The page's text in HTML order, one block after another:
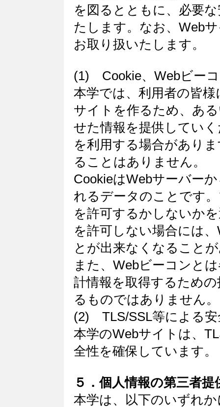
を図るとともに、必要
たします。なお、Web
お取り扱いたします。
(1) Cookie、Webビー
本学では、利用者の皆
サイトを作るため、あ
せた情報を提供してい
を利用する場合があり
ることはありません。
CookieはWebサーバー
れるデータのことです
を許可するかしないか
を許可しない場合には
とが出来なくなること
また、Webビーコンと
計情報を取得するため
るものではありません。
(2) TLS/SSL等による安
本学のWebサイトは、
全性を確保しています。
５．個人情報の第三者
本学は、以下のいずれ